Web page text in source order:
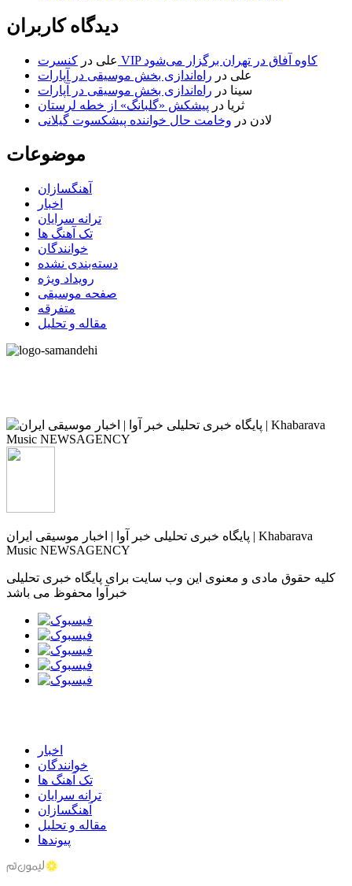
دیدگاه کاربران
علی در
کنسرت VIP کاوه آفاق در تهران برگزار می‌شود
علی در راه‌اندازی بخش موسیقی در آپارات
سینا در راه‌اندازی بخش موسیقی در آپارات
ثریا در پیشکش «گلبانگ» از خطه لرستان
لادن در وخامت حال خواننده پیشکسوت گیلانی
موضوعات
آهنگسازان
اخبار
ترانه سرایان
تک آهنگ ها
خوانندگان
دسته‌بندی نشده
رویداد ویژه
صفحه موسیقی
متفرقه
مقاله و تحلیل
پایگاه خبری تحلیلی خبر آوا | اخبار موسیقی ایران | Khabarava
Music NEWSAGENCY
کلیه حقوق مادی و معنوی این وب سایت برای پایگاه خبری تحلیلی
خبرآوا محفوظ می باشد
اخبار
خوانندگان
تک آهنگ ها
ترانه سرایان
آهنگسازان
مقاله و تحلیل
پیوندها